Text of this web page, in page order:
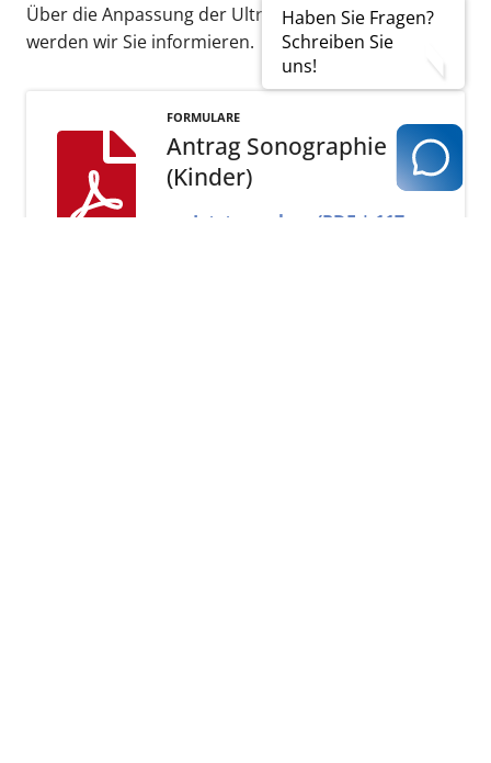
Haben Sie Fragen?
Schreiben Sie
uns!
Über die Anpassung der Ultraschallvereinbarung
werden wir Sie informieren.
FORMULARE
Antrag Sonographie
(Kinder)
Jetzt ansehen (PDF | 117